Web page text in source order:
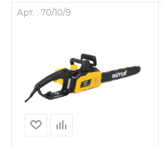
Арт. : 70/10/9